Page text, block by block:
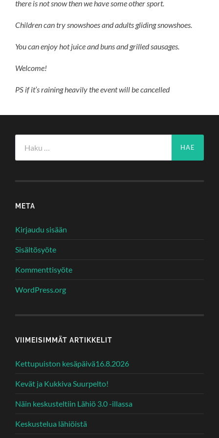
there is not snow then we have some other sport.
Children can try snowshoes and adults gliding snowshoes.
You can enjoy hot juice and buns and grilled sausages.
Welcome!
PS if it’s raining heavily the event will be cancelled
META
Kirjaudu sisään
Sisältösyöte
Kommenttisyöte
WordPress.org
VIIMEISIMMÄT ARTIKKELIT
Kettupuiston kesäpäivä16.8.2026
Kevät ja Kukkiva Suurpelto!
Näin keskusteltiin Lähiö 3.0 -illassa
Keskustelua lähiöistä